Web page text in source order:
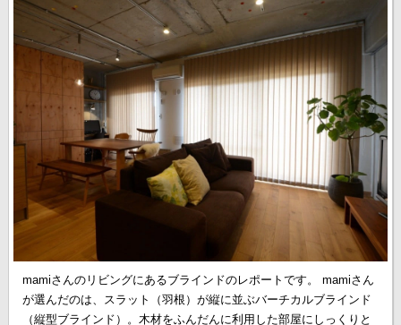
mamiさんのリビングにあるブラインドのレポートです。 mamiさん
が選んだのは、スラット（羽根）が縦に並ぶバーチカルブラインド
（縦型ブラインド）。木材をふんだんに利用した部屋にしっくりと